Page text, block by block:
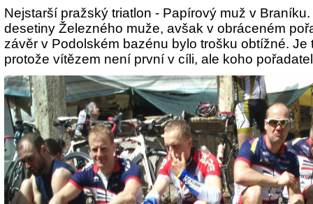
Nejstarší pražský triatlon - Papírový muž v
desetiny Železného muže, avšak v obráceném
závěr v Podolském bazénu bylo trošku obtížné. Je
protože vítězem není první v cíli, ale koho